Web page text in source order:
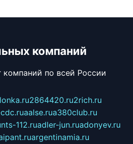
компаний
компаний по всей России
2864420.ru2rich.ru
aalse.rua380club.ru
112.ruadler-jun.ruadonyev.ru
argentinamia.ru